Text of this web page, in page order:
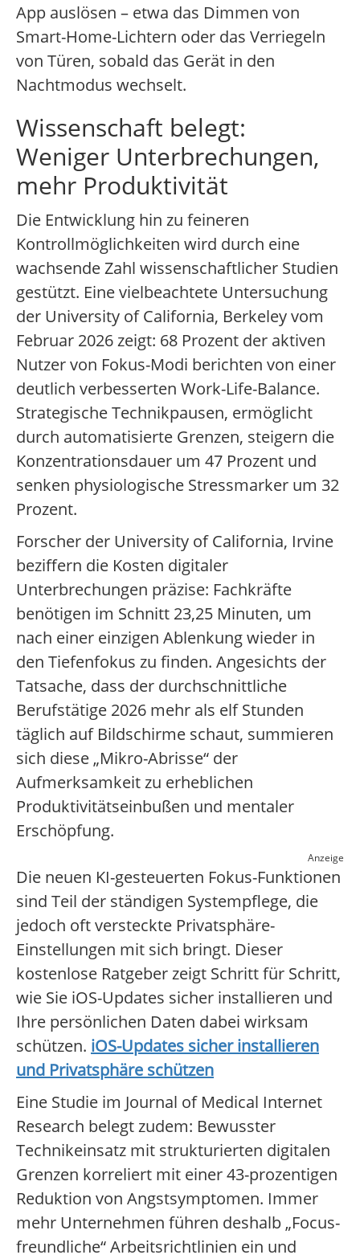
App auslösen – etwa das Dimmen von
Smart-Home-Lichtern oder das Verriegeln
von Türen, sobald das Gerät in den
Nachtmodus wechselt.
Wissenschaft belegt:
Weniger Unterbrechungen,
mehr Produktivität
Die Entwicklung hin zu feineren
Kontrollmöglichkeiten wird durch eine
wachsende Zahl wissenschaftlicher Studien
gestützt. Eine vielbeachtete Untersuchung
der University of California, Berkeley vom
Februar 2026 zeigt: 68 Prozent der aktiven
Nutzer von Fokus-Modi berichten von einer
deutlich verbesserten Work-Life-Balance.
Strategische Technikpausen, ermöglicht
durch automatisierte Grenzen, steigern die
Konzentrationsdauer um 47 Prozent und
senken physiologische Stressmarker um 32
Prozent.
Forscher der University of California, Irvine
beziffern die Kosten digitaler
Unterbrechungen präzise: Fachkräfte
benötigen im Schnitt 23,25 Minuten, um
nach einer einzigen Ablenkung wieder in
den Tiefenfokus zu finden. Angesichts der
Tatsache, dass der durchschnittliche
Berufstätige 2026 mehr als elf Stunden
täglich auf Bildschirme schaut, summieren
sich diese „Mikro-Abrisse“ der
Aufmerksamkeit zu erheblichen
Produktivitätseinbußen und mentaler
Erschöpfung.
Anzeige
Die neuen KI-gesteuerten Fokus-Funktionen
sind Teil der ständigen Systempflege, die
jedoch oft versteckte Privatsphäre-
Einstellungen mit sich bringt. Dieser
kostenlose Ratgeber zeigt Schritt für Schritt,
wie Sie iOS-Updates sicher installieren und
Ihre persönlichen Daten dabei wirksam
schützen. iOS-Updates sicher installieren
und Privatsphäre schützen
Eine Studie im Journal of Medical Internet
Research belegt zudem: Bewusster
Technikeinsatz mit strukturierten digitalen
Grenzen korreliert mit einer 43-prozentigen
Reduktion von Angstsymptomen. Immer
mehr Unternehmen führen deshalb „Focus-
freundliche“ Arbeitsrichtlinien ein und